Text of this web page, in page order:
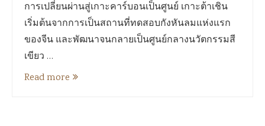
การเปลี่ยนผ่านสู่เกาะคาร์บอนเป็นศูนย์ เกาะต้าเชิน
เริ่มต้นจากการเป็นสถานที่ทดสอบกังหันลมแห่งแรก
ของจีน และพัฒนาจนกลายเป็นศูนย์กลางนวัตกรรมสี
เขียว …
Read more